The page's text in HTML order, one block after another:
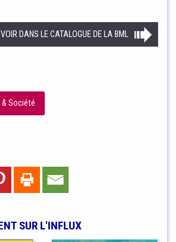
VOIR DANS LE CATALOGUE DE LA BML
& Société
SUR L'INFLUX